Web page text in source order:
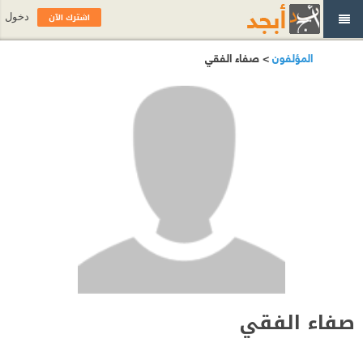
المؤلفون> صفاء الفقي
صفاء الفقي
اشترك الآن دخول